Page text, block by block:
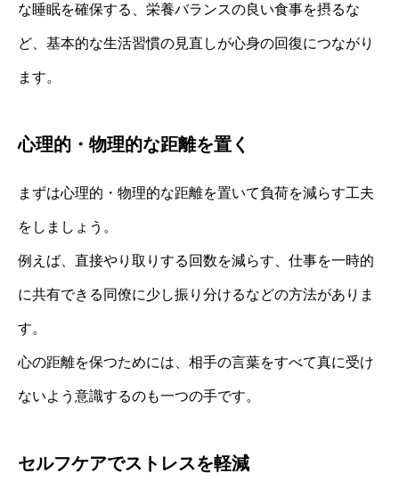
な睡眠を確保する、栄養バランスの良い食事を摂るな
ど、基本的な生活習慣の見直しが心身の回復につながり
ます。
心理的・物理的な距離を置く
まずは心理的・物理的な距離を置いて負荷を減らす工夫
をしましょう。
例えば、直接やり取りする回数を減らす、仕事を一時的
に共有できる同僚に少し振り分けるなどの方法がありま
す。
心の距離を保つためには、相手の言葉をすべて真に受け
ないよう意識するのも一つの手です。
セルフケアでストレスを軽減